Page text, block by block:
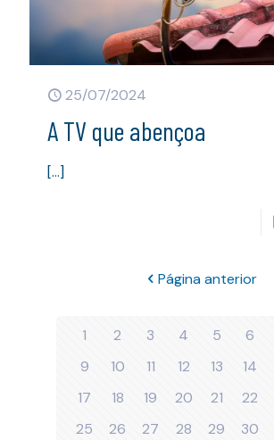
25/07/2024
A TV que abençoa
[…]
Página anterior
1 2 3 4 5 6
9
10 11 12 13 14
17
18 19 20 21 22
25
26 27 28 29 30